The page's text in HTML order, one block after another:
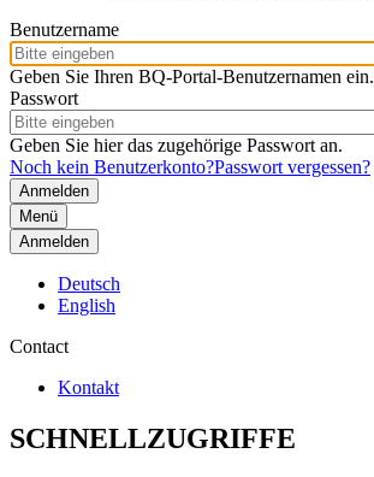
Benutzername
Geben Sie Ihren BQ-Portal-Benutzernamen ein.
Passwort
Geben Sie hier das zugehörige Passwort an.
Noch kein Benutzerkonto?Passwort vergessen?
Menü
Anmelden
Deutsch
English
Contact
Kontakt
SCHNELLZUGRIFFE